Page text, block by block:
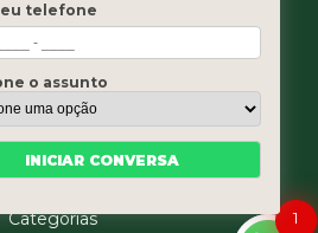
Home
Quem somos
Serviços
Blog
Categorias
1
telefone
o assunto
INICIAR CONVERSA